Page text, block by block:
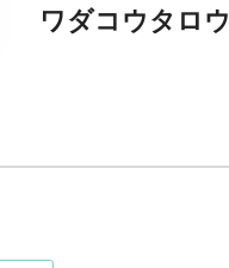
ワダコウタロウ